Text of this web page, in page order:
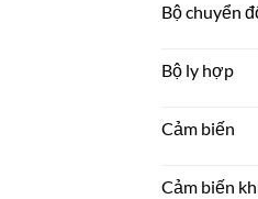
Bộ chuyển
Bộ ly hợp
Cảm biến
Cảm biến